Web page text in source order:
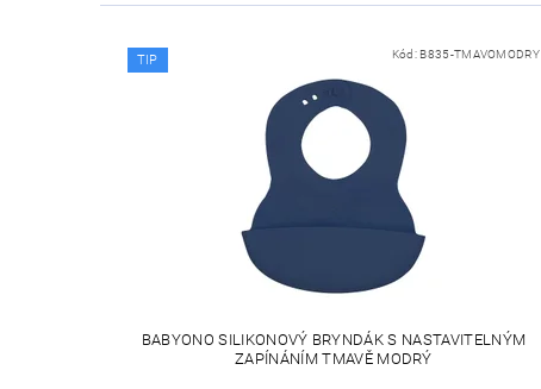
TIP Kód: B835-TMAVOMODRY
BABYONO SILIKONOVÝ BRYNDÁK S NASTAVITELNÝM
ZAPÍNÁNÍM TMAVĚ MODRÝ